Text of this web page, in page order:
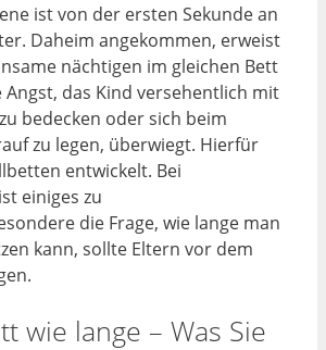
ist von der ersten Sekunde an
Daheim angekommen, erweist
nächtigen im gleichen Bett
Angst, das Kind versehentlich mit
bedecken oder sich beim
zu legen, überwiegt. Hierfür
entwickelt. Bei
einiges zu
die Frage, wie lange man
kann, sollte Eltern vor dem
wie lange – Was Sie